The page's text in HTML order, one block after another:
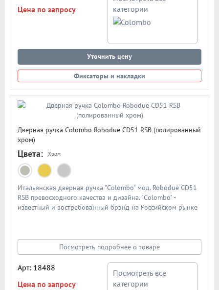
Цена по запросу
категории
Уточнить цену
Фиксаторы и накладки
Дверная ручка Colombo Robodue CD51 RSB (полированный
хром)
Цвета: Хром
Итальянская дверная ручка "Colombo" мод. Robodue CD51
RSB превосходного качества и дизайна. "Colombo" -
известный и востребованный брэнд на Российском рынке
Посмотреть подробнее о товаре
Арт: 18488
Цена по запросу
Посмотреть все
категории